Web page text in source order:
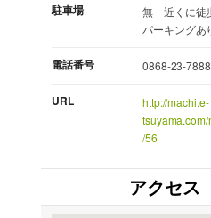
駐車場
無 近くに徒
パーキングあ
電話番号 0868-23-7888
URL
http://machi.e-
/56
アクセス